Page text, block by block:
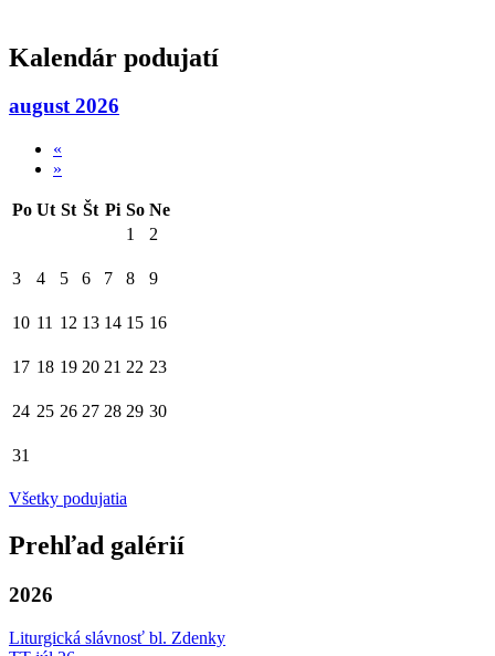
Kalendár podujatí
august 2026
«
»
Po Ut St Št Pi So Ne
1
2
3 4 5 6 7 8 9
10 11 12 13 14 15 16
17 18 19 20 21 22 23
24 25 26 27 28 29 30
31
Všetky podujatia
Prehľad galérií
2026
Liturgická slávnosť bl. Zdenky